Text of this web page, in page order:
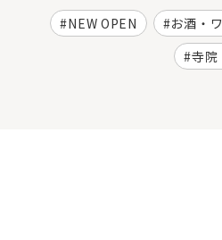
NEW OPEN
お酒・
寺院